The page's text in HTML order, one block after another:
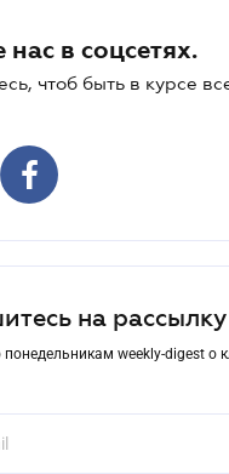
нас в соцсетях.
чтоб быть в курсе
на рассылку
понедельникам weekly-digest о